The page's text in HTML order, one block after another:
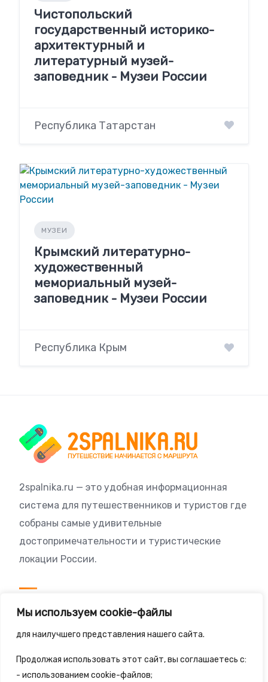
Мы используем cookie-файлы
для наилучшего представления нашего сайта.
Продолжая использовать этот сайт, вы соглашаетесь с:
- использованием cookie-файлов;
Чистопольский
государственный историко-
архитектурный и
литературный музей-
заповедник - Музеи России
Республика Татарстан
МУЗЕИ
Крымский литературно-
художественный
мемориальный музей-
заповедник - Музеи России
Республика Крым
2spalnika.ru — это удобная информационная
система для путешественников и туристов где
собраны самые удивительные
достопримечательности и туристические
локации России.